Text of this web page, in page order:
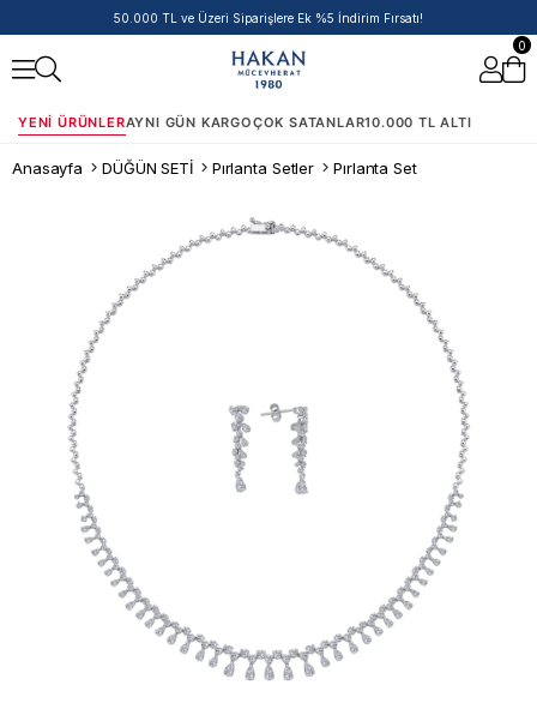
50.000 TL ve Üzeri Siparişlere Ek %5 İndirim Fırsatı!
0
YENI ÜRÜNLERAYNI GÜN KARGOÇOK SATANLAR10.000 TL ALTI
Anasayfa DÜĞÜN SETİ Pırlanta Setler Pırlanta Set